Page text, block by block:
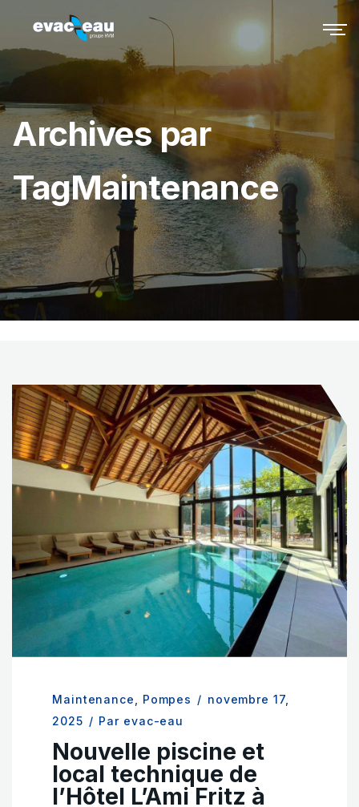
Archives par
TagMaintenance
Maintenance Pompes / novembre 17,
2025 / Par evac-eau
Nouvelle piscine et
local technique de
l’Hôtel L’Ami Fritz à